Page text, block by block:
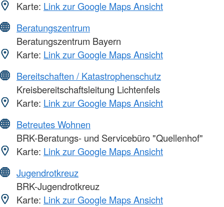
Karte: Link zur Google Maps Ansicht
Beratungszentrum
Beratungszentrum Bayern
Karte: Link zur Google Maps Ansicht
Bereitschaften / Katastrophenschutz
Kreisbereitschaftsleitung Lichtenfels
Karte: Link zur Google Maps Ansicht
Betreutes Wohnen
BRK-Beratungs- und Servicebüro "Quellenhof"
Karte: Link zur Google Maps Ansicht
Jugendrotkreuz
BRK-Jugendrotkreuz
Karte: Link zur Google Maps Ansicht